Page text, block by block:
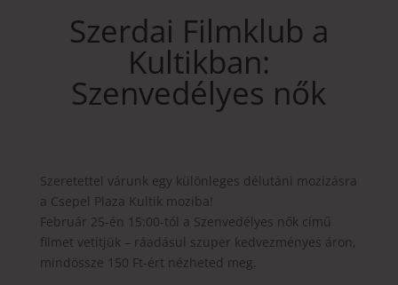
Szerdai Filmklub a
Kultikban:
Szenvedélyes nők
Szeretettel várunk egy különleges délutáni mozizásra
a Csepel Plaza Kultik moziba!
Február 25-én 15:00-tól a Szenvedélyes nők című
filmet vetítjük – ráadásul szuper kedvezményes áron,
mindössze 150 Ft-ért nézheted meg.